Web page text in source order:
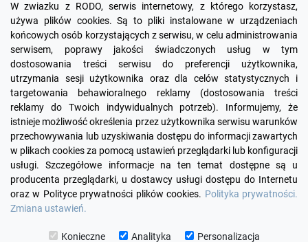
FacebookYouTubePinterest
W zwiazku z RODO, serwis internetowy, z którego korzystasz,
używa plików cookies. Są to pliki instalowane w urządzeniach
końcowych osób korzystających z serwisu, w celu administrowania
serwisem, poprawy jakości świadczonych usług w tym
dostosowania treści serwisu do preferencji użytkownika,
utrzymania sesji użytkownika oraz dla celów statystycznych i
targetowania behawioralnego reklamy (dostosowania treści
reklamy do Twoich indywidualnych potrzeb). Informujemy, że
istnieje możliwość określenia przez użytkownika serwisu warunków
przechowywania lub uzyskiwania dostępu do informacji zawartych
w plikach cookies za pomocą ustawień przeglądarki lub konfiguracji
usługi. Szczegółowe informacje na ten temat dostępne są u
producenta przeglądarki, u dostawcy usługi dostępu do Internetu
oraz w Polityce prywatności plików cookies. Polityka prywatności.
Zmiana ustawień.
Konieczne Analityka Personalizacja
PRODUKTY 
INFORMACJE 